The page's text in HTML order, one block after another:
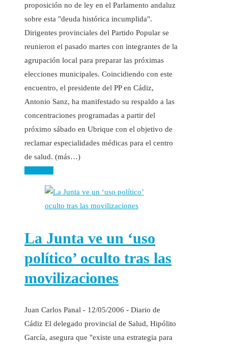
proposición no de ley en el Parlamento andaluz
sobre esta "deuda histórica incumplida".
Dirigentes provinciales del Partido Popular se
reunieron el pasado martes con integrantes de la
agrupación local para preparar las próximas
elecciones municipales. Coincidiendo con este
encuentro, el presidente del PP en Cádiz,
Antonio Sanz, ha manifestado su respaldo a las
concentraciones programadas a partir del
próximo sábado en Ubrique con el objetivo de
reclamar especialidades médicas para el centro
de salud. (más…)
La Junta ve un ‘uso
político’ oculto tras las
movilizaciones
Juan Carlos Panal - 12/05/2006 - Diario de
Cádiz El delegado provincial de Salud, Hipólito
García, asegura que "existe una estrategia para